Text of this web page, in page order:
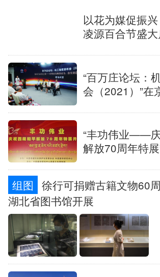
以花为媒促振
凌源百合节盛
“百万庄论坛：
会（2021）”在
“丰功伟业——
解放70周年特
组图 徐行可捐赠古籍文物60
湖北省图书馆开展